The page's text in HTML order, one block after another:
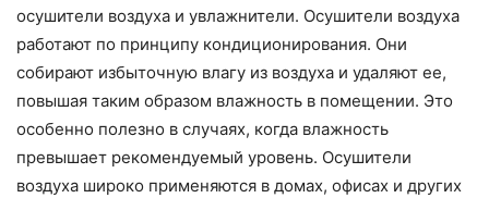
осушители воздуха и увлажнители. Осушители воздуха
работают по принципу кондиционирования. Они
собирают избыточную влагу из воздуха и удаляют ее,
повышая таким образом влажность в помещении. Это
особенно полезно в случаях, когда влажность
превышает рекомендуемый уровень. Осушители
воздуха широко применяются в домах, офисах и других